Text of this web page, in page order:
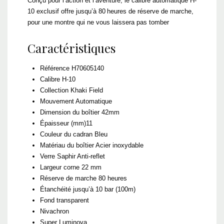
10 exclusif offre jusqu’à 80 heures de réserve de marche,
pour une montre qui ne vous laissera pas tomber
Caractéristiques
Référence H70605140
Calibre H-10
Collection Khaki Field
Mouvement Automatique
Dimension du boîtier 42mm
Épaisseur (mm)11
Couleur du cadran Bleu
Matériau du boîtierAcier inoxydable
Verre SaphirAnti-reflet
Largeur corne 22 mm
Réserve de marche 80 heures
Étanchéité jusqu’à 10 bar (100m)
Fond transparent
Nivachron
Super Luminova